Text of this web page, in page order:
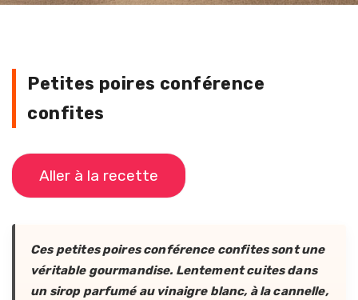
Petites poires conférence
confites
Aller à la recette
Ces petites poires conférence confites sont une
véritable gourmandise. Lentement cuites dans
un sirop parfumé au vinaigre blanc, à la cannelle,